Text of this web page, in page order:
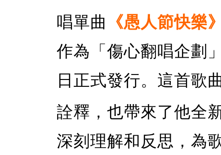
唱單曲
《愚人節快樂
作為「傷心翻唱企劃
日正式發行。這首歌
詮釋，也帶來了他全
深刻理解和反思，為